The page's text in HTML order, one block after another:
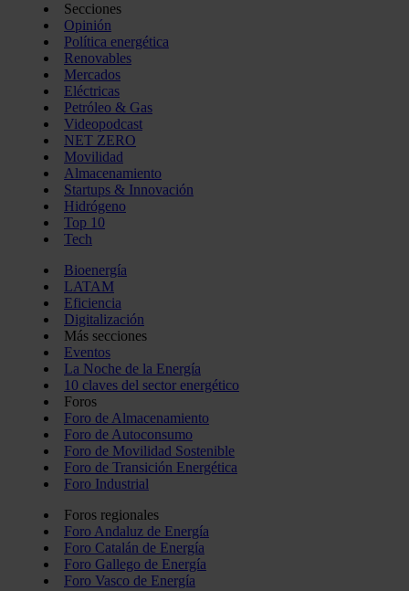
Secciones
Opinión
Política energética
Renovables
Mercados
Eléctricas
Petróleo & Gas
Videopodcast
NET ZERO
Movilidad
Almacenamiento
Startups & Innovación
Hidrógeno
Top 10
Tech
Bioenergía
LATAM
Eficiencia
Digitalización
Más secciones
Eventos
La Noche de la Energía
10 claves del sector energético
Foros
Foro de Almacenamiento
Foro de Autoconsumo
Foro de Movilidad Sostenible
Foro de Transición Energética
Foro Industrial
Foros regionales
Foro Andaluz de Energía
Foro Catalán de Energía
Foro Gallego de Energía
Foro Vasco de Energía